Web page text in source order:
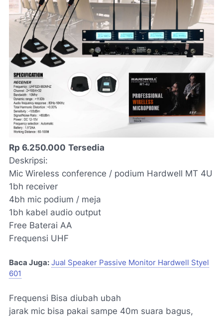
Rp 6.250.000 Tersedia
Deskripsi:
Mic Wireless conference / podium Hardwell MT 4U
1bh receiver
4bh mic podium / meja
1bh kabel audio output
Free Baterai AA
Frequensi UHF
Baca Juga: Jual Speaker Passive Monitor Hardwell Styel
601
Frequensi Bisa diubah ubah
jarak mic bisa pakai sampe 40m suara bagus,